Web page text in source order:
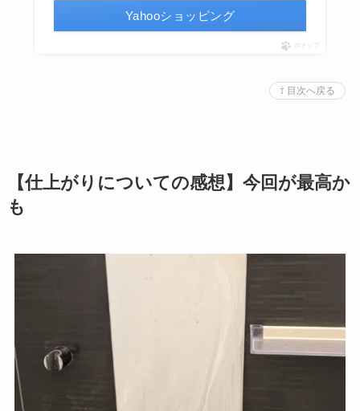
Yahooショッピング
ポチップ
⇧ 目次へ戻る
【仕上がりについての感想】今回が最高か
も